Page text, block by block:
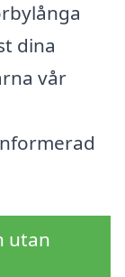
dina
vår
utan